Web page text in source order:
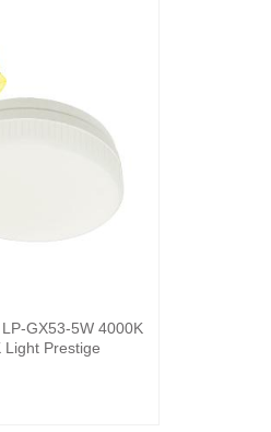
GX53-5W 4000K
Light Prestige